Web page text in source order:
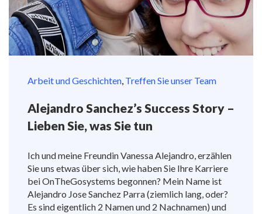
Arbeit und Geschichten, Treffen Sie unser Team
Alejandro Sanchez’s Success Story –
Lieben Sie, was Sie tun
Ich und meine Freundin Vanessa Alejandro, erzählen
Sie uns etwas über sich, wie haben Sie Ihre Karriere
bei OnTheGosystems begonnen? Mein Name ist
Alejandro Jose Sanchez Parra (ziemlich lang, oder?
Es sind eigentlich 2 Namen und 2 Nachnamen) und